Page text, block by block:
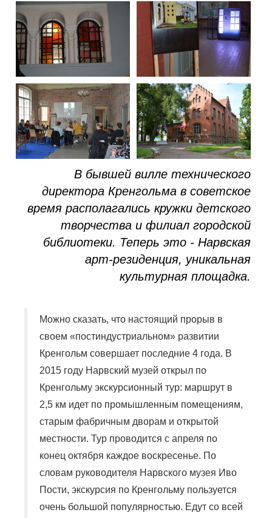
В бывшей вилле технического
директора Кренгольма в советское
время располагались кружки детского
творчества и филиал городской
библиотеки. Теперь это - Нарвская
арт-резиденция, уникальная
культурная площадка.
Можно сказать, что настоящий прорыв в
своем «постиндустриальном» развитии
Кренгольм совершает последние 4 года. В
2015 году Нарвский музей открыл по
Кренгольму экскурсионный тур: маршрут в
2,5 км идет по промышленным помещениям,
старым фабричным дворам и открытой
местности. Тур проводится с апреля по
конец октября каждое воскресенье. По
словам руководителя Нарвского музея Иво
Пости, экскурсия по Кренгольму пользуется
очень большой популярностью. Едут со всей